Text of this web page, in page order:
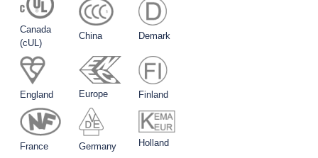
Canada
(cUL)
China Demark
England Europe Finland
France Germany Holland